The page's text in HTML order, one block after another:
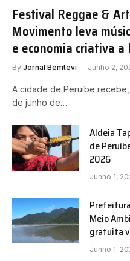
Festival Reggae &
Movimento leva
e economia criativa a
By Jornal Bemtevi Junho 2,
A cidade de Peruíbe
de junho de…
Aldeia
de
2026
Junho 1,
Meio
gratuita
Junho 1,